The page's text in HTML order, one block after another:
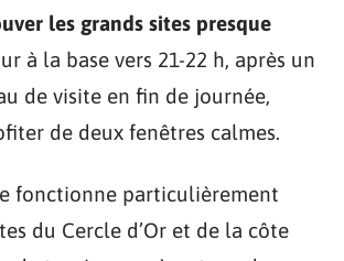
les grands sites presque
à la base vers 21-22 h, après un
de visite en fin de journée,
de deux fenêtres calmes.
fonctionne particulièrement
du Cercle d’Or et de la côte